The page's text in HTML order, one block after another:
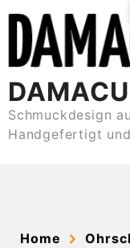
content
Schmuckdesign
Handgefertigt
Home